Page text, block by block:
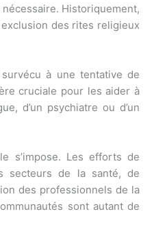
Historiquement,
des rites religieux
à une tentative de
cruciale pour les aider à
d’un psychiatre ou d’un
s’impose. Les efforts de
secteurs de la santé, de
des professionnels de la
sont autant de